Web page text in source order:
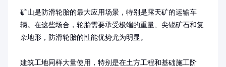
矿山是防滑轮胎的最大应用场景，特别是露天矿的运输车
辆。在这些场合，轮胎需要承受极端的重量、尖锐矿石和复
杂地形，防滑轮胎的性能优势尤为明显。
建筑工地同样大量使用，特别是在土方工程和基础施工阶